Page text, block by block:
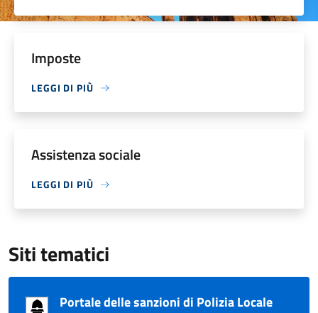
Imposte
LEGGI DI PIÙ
Assistenza sociale
LEGGI DI PIÙ
Siti tematici
Portale delle sanzioni di Polizia Locale